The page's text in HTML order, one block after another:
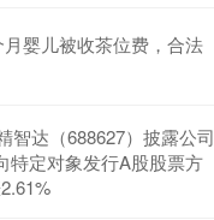
婴儿被收茶位费，合法
智达（688627）披露公司
特定对象发行A股股票方